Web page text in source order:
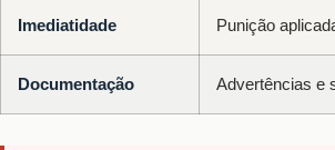
Imediatidade Punição
Documentação Advertências e